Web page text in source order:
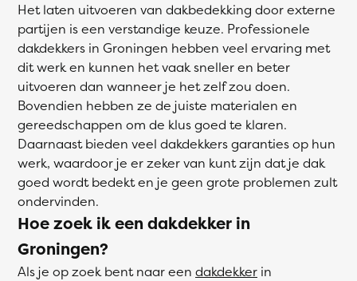
Het laten uitvoeren van dakbedekking door externe
partijen is een verstandige keuze. Professionele
dakdekkers in Groningen hebben veel ervaring met
dit werk en kunnen het vaak sneller en beter
uitvoeren dan wanneer je het zelf zou doen.
Bovendien hebben ze de juiste materialen en
gereedschappen om de klus goed te klaren.
Daarnaast bieden veel dakdekkers garanties op hun
werk, waardoor je er zeker van kunt zijn dat je dak
goed wordt bedekt en je geen grote problemen zult
ondervinden.
Hoe zoek ik een dakdekker in
Groningen?
Als je op zoek bent naar een dakdekker in